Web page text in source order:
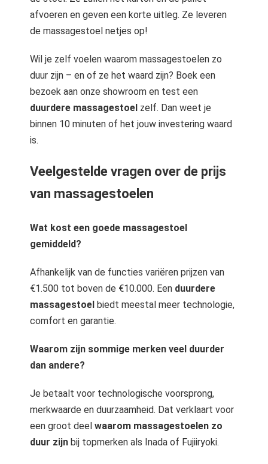
afvoeren en geven een korte uitleg. Ze leveren
de massagestoel netjes op!
Wil je zelf voelen waarom massagestoelen zo
duur zijn – en of ze het waard zijn? Boek een
bezoek aan onze showroom en test een
duurdere massagestoel zelf. Dan weet je
binnen 10 minuten of het jouw investering waard
is.
Veelgestelde vragen over de prijs
van massagestoelen
Wat kost een goede massagestoel
gemiddeld?
Afhankelijk van de functies variëren prijzen van
€1.500 tot boven de €10.000. Een duurdere
massagestoel biedt meestal meer technologie,
comfort en garantie.
Waarom zijn sommige merken veel duurder
dan andere?
Je betaalt voor technologische voorsprong,
merkwaarde en duurzaamheid. Dat verklaart voor
een groot deel waarom massagestoelen zo
duur zijn bij topmerken als Inada of Fujiiryoki.